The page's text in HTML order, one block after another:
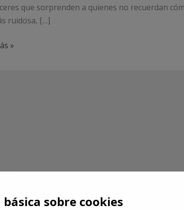
que sorprenden a quienes no recuerdan
ruidosa, […]
»
sobre cookies